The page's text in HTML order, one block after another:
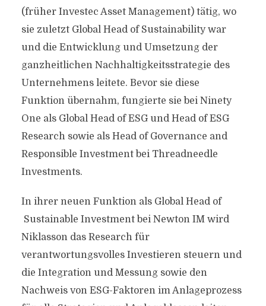
(früher Investec Asset Management) tätig, wo
sie zuletzt Global Head of Sustainability war
und die Entwicklung und Umsetzung der
ganzheitlichen Nachhaltigkeitsstrategie des
Unternehmens leitete. Bevor sie diese
Funktion übernahm, fungierte sie bei Ninety
One als Global Head of ESG und Head of ESG
Research sowie als Head of Governance and
Responsible Investment bei Threadneedle
Investments.
In ihrer neuen Funktion als Global Head of
Sustainable Investment bei Newton IM wird
Niklasson das Research für
verantwortungsvolles Investieren steuern und
die Integration und Messung sowie den
Nachweis von ESG-Faktoren im Anlageprozess